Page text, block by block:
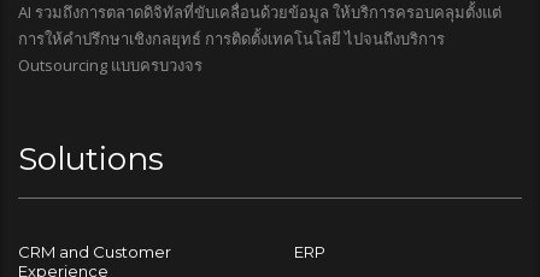
AI รวมถึงการตลาดดิจิทัลที่ขับเคลื่อนด้วยข้อมูล ให้บริการครอบคลุมตั้งแต่
การให้คำปรึกษาเชิงกลยุทธ์ การติดตั้งเทคโนโลยี ไปจนถึงบริการ
Outsourcing แบบครบวงจร
Solutions
CRM and Customer
Experience
ERP